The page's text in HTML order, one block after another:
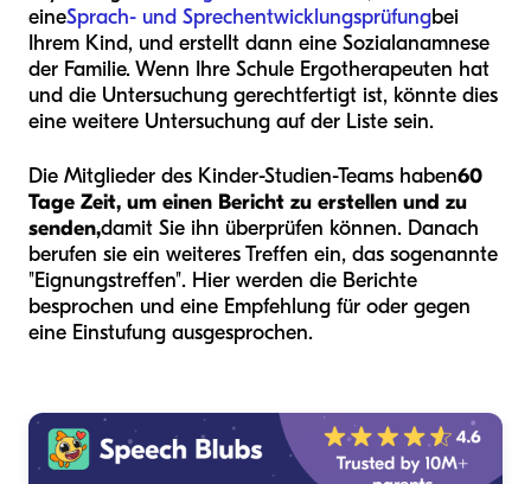
eineSprach- und Sprechentwicklungsprüfungbei
Ihrem Kind, und erstellt dann eine Sozialanamnese
der Familie. Wenn Ihre Schule Ergotherapeuten hat
und die Untersuchung gerechtfertigt ist, könnte dies
eine weitere Untersuchung auf der Liste sein.
Die Mitglieder des Kinder-Studien-Teams haben60
Tage Zeit, um einen Bericht zu erstellen und zu
senden,damit Sie ihn überprüfen können. Danach
berufen sie ein weiteres Treffen ein, das sogenannte
"Eignungstreffen". Hier werden die Berichte
besprochen und eine Empfehlung für oder gegen
eine Einstufung ausgesprochen.